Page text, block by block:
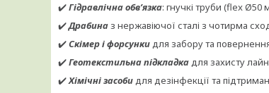
✔️Гідравлічна обв’язка: гнучкі труби (flex Ø50
✔️Драбиназ нержавіючої сталі з чотирма
✔️Скімер і форсункидля забору та
✔️Геотекстильна підкладкадля захисту
✔️Хімічні засобидля дезінфекції та